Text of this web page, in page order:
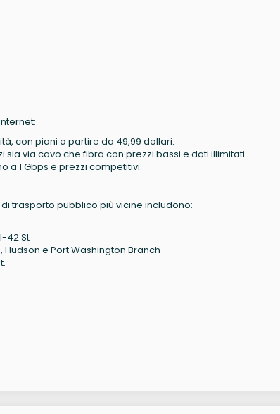
con piani a partire da 49,99 dollari.
sia via cavo che fibra con prezzi bassi e dati illimitati.
a 1 Gbps e prezzi competitivi.
di trasporto pubblico più vicine includono:
42 St
e Port Washington Branch